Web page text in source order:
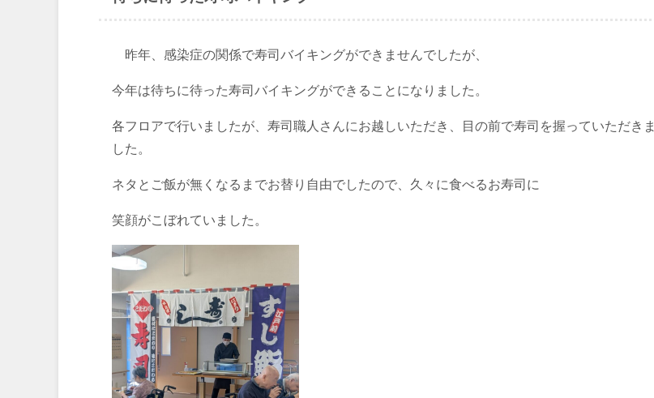
昨年、感染症の関係で寿司バイキングができませんでしたが、
今年は待ちに待った寿司バイキングができることになりました。
各フロアで行いましたが、寿司職人さんにお越しいただき、目の前で寿司を握っていただきま
した。
ネタとご飯が無くなるまでお替り自由でしたので、久々に食べるお寿司に
笑顔がこぼれていました。